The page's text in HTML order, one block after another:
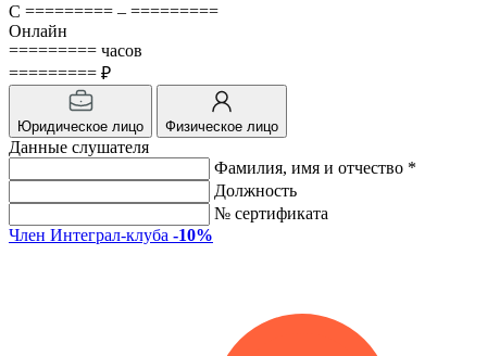
С ========= – =========
Онлайн
========= часов
========= ₽
Юридическое лицо Физическое лицо
Данные слушателя
Фамилия, имя и отчество *
Должность
№ сертификата
Член Интеграл-клуба -10%